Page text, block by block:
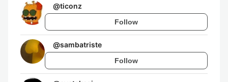
@ticonz
Follow
@sambatriste
Follow